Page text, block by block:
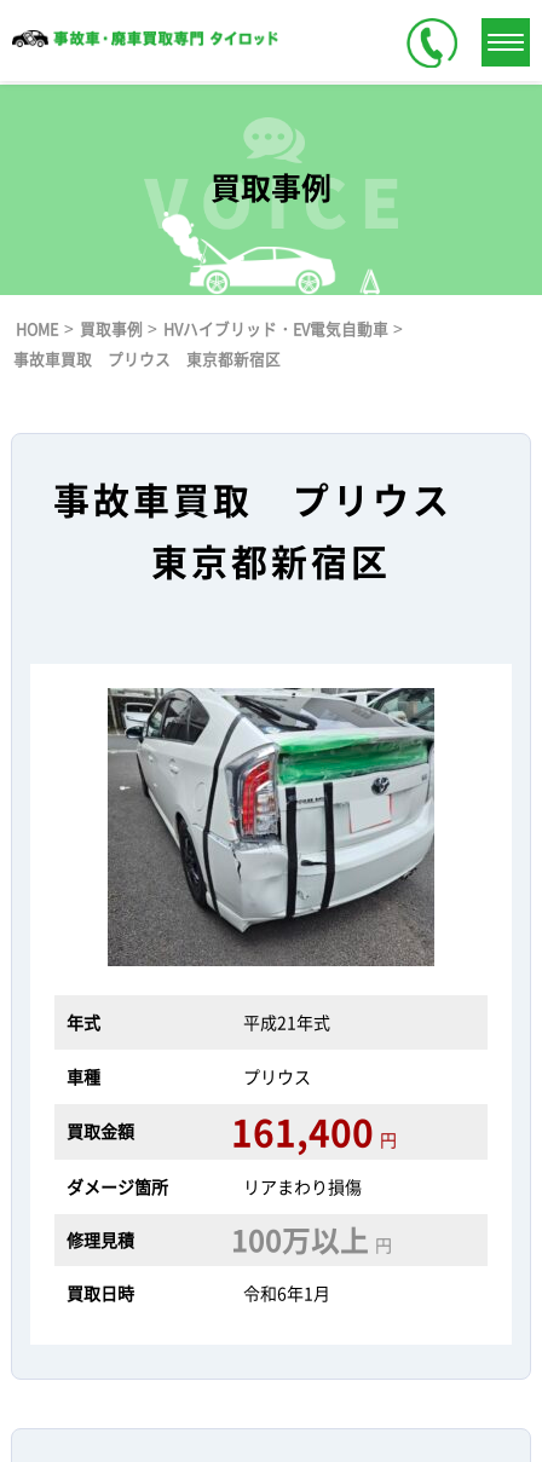
買取事例
HOME > 買取事例 > HVハイブリッド・EV電気自動車 >
事故車買取 プリウス 東京都新宿区
事故車買取 プリウス
東京都新宿区
年式 平成21年式
車種 プリウス
買取金額 161,400 円
ダメージ箇所
リアまわり損傷
修理見積 100万以上 円
買取日時
令和6年1月